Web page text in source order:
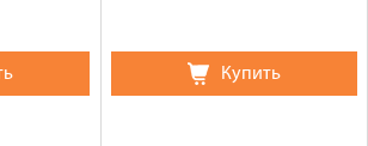
Купить